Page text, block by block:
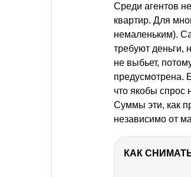
Среди агентов
квартир. Для
немаленьким).
требуют деньги,
не выбьет,
предусмотрена.
что якобы спрос
Суммы эти, как
независимо от
КАК